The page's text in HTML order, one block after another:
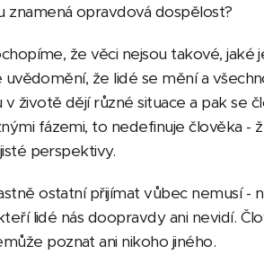
opravdová dospělost?
že věci nejsou takové, jaké
uvědomění, že lidé se mění a
životě dějí různé situace a pak se
fázemi, to nedefinuje člověka -
perspektivy.
ostatní přijímat vůbec nemusí -
lidé nás doopravdy ani nevidí.
poznat ani nikoho jiného.